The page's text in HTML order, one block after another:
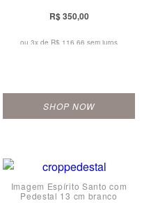
R$ 350,00
ou 3x de R$ 116,66 sem juros
SHOP NOW
Imagem Espírito Santo com
Pedestal 13 cm branco